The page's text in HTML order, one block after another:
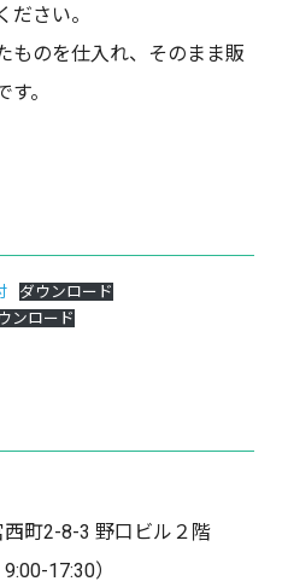
さい。
ものを仕入れ、そのまま販
。
ダウンロード
ンロード
町2-8-3 野口ビル２階
17:30）